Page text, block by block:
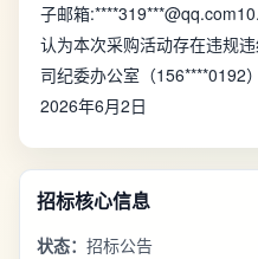
子邮箱
认为本次采购活动存在违规
司纪委办公室（156****0192
2026年6月2日
招标核心信息
状态： 招标公告